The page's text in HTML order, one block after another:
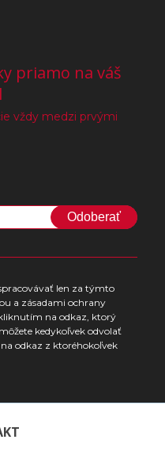
priamo na váš
vždy medzi prvými
Odoberať
len za týmto
a zásadami ochrany
na odkaz, ktorý
kedykoľvek odvolať
odkaz z ktoréhokoľvek